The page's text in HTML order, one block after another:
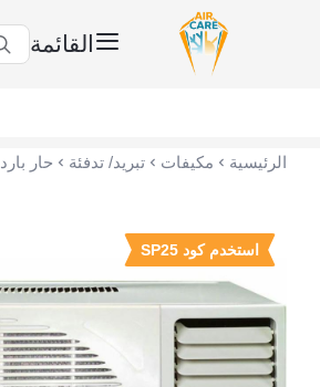
القائمة
الرئيسية مكيفات تبريد/ تدفئة حار بارد
استخدم كود SP25